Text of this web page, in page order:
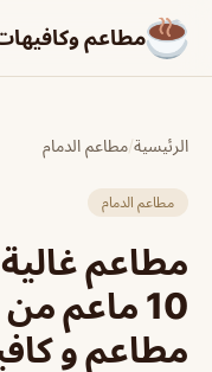
مطاعم
الرئيسية/مطاعم الدمام
مطاعم الدمام
مطاعم
10 ماعم
مطاعم و